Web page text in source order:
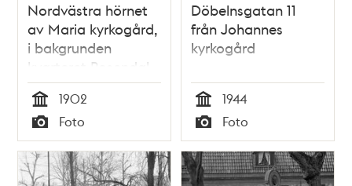
Nordvästra hörnet
av Maria kyrkogård,
i bakgrunden
kvarteret Rosendal
större
Tid
1902
Typ
Foto
Döbelnsgatan 11
från Johannes
kyrkogård
Tid
1944
Typ
Foto